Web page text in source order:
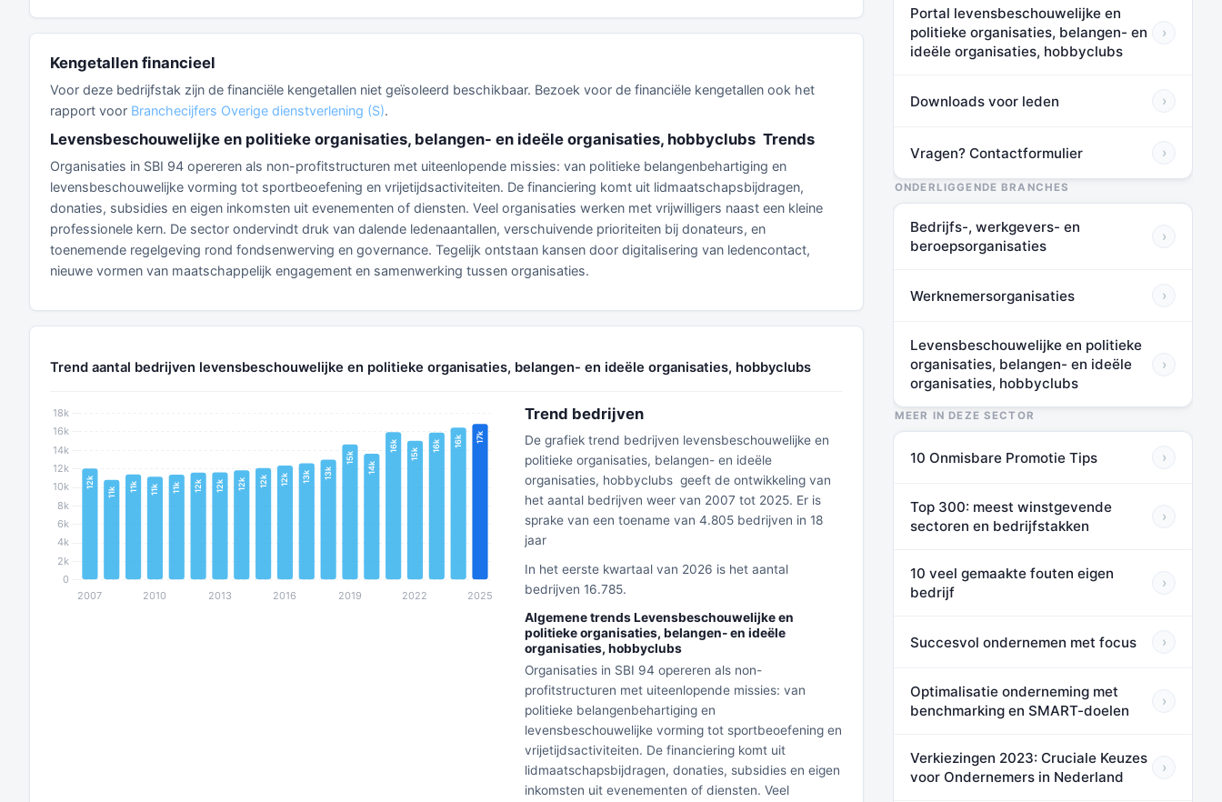
Kengetallen financieel
Voor deze bedrijfstak zijn de financiële kengetallen niet geïsoleerd beschikbaar. Bezoek voor de financiële kengetallen ook het
rapport voor Branchecijfers Overige dienstverlening (S).
Levensbeschouwelijke en politieke organisaties, belangen- en ideële organisaties, hobbyclubs Trends
Organisaties in SBI 94 opereren als non-profitstructuren met uiteenlopende missies: van politieke belangenbehartiging en
levensbeschouwelijke vorming tot sportbeoefening en vrijetijdsactiviteiten. De financiering komt uit lidmaatschapsbijdragen,
donaties, subsidies en eigen inkomsten uit evenementen of diensten. Veel organisaties werken met vrijwilligers naast een kleine
professionele kern. De sector ondervindt druk van dalende ledenaantallen, verschuivende prioriteiten bij donateurs, en
toenemende regelgeving rond fondsenwerving en governance. Tegelijk ontstaan kansen door digitalisering van ledencontact,
nieuwe vormen van maatschappelijk engagement en samenwerking tussen organisaties.
Trend aantal bedrijven levensbeschouwelijke en politieke organisaties, belangen- en ideële organisaties, hobbyclubs
Trend bedrijven
De grafiek trend bedrijven levensbeschouwelijke en
politieke organisaties, belangen- en ideële
organisaties, hobbyclubs geeft de ontwikkeling van
het aantal bedrijven weer van 2007 tot 2025. Er is
sprake van een toename van 4.805 bedrijven in 18
jaar
In het eerste kwartaal van 2026 is het aantal
bedrijven 16.785.
Algemene trends Levensbeschouwelijke en
politieke organisaties, belangen- en ideële
organisaties, hobbyclubs
Organisaties in SBI 94 opereren als non-
profitstructuren met uiteenlopende missies: van
politieke belangenbehartiging en
levensbeschouwelijke vorming tot sportbeoefening en
vrijetijdsactiviteiten. De financiering komt uit
lidmaatschapsbijdragen, donaties, subsidies en eigen
inkomsten uit evenementen of diensten. Veel
Portal levensbeschouwelijke en
politieke organisaties, belangen- en
ideële organisaties, hobbyclubs
›
Downloads voor leden ›
Vragen? Contactformulier ›
ONDERLIGGENDE BRANCHES
Bedrijfs-, werkgevers- en
beroepsorganisaties
›
Werknemersorganisaties ›
Levensbeschouwelijke en politieke
organisaties, belangen- en ideële
organisaties, hobbyclubs
›
MEER IN DEZE SECTOR
10 Onmisbare Promotie Tips ›
Top 300: meest winstgevende
sectoren en bedrijfstakken
›
10 veel gemaakte fouten eigen
bedrijf
›
Succesvol ondernemen met focus ›
Optimalisatie onderneming met
benchmarking en SMART-doelen
›
Verkiezingen 2023: Cruciale Keuzes
voor Ondernemers in Nederland
›